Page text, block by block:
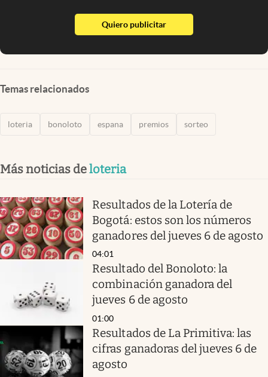
Quiero publicitarabre en nueva pestaña
Temas relacionados
loteria bonoloto espana premios sorteo
Más noticias deloteria
Resultados de la Lotería de
Bogotá: estos son los números
ganadores del jueves 6 de agosto
04:01
Resultado del Bonoloto: la
combinación ganadora del
jueves 6 de agosto
01:00
Resultados de La Primitiva: las
cifras ganadoras del jueves 6 de
agosto